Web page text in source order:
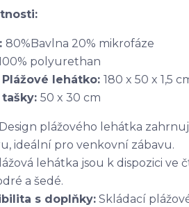
: 80%Bavlna 20% mikrofáze
polyurethan
lehátko: 180 x 50 x 1,5
50 x 30 cm
Design plážového lehátka
ideální pro venkovní zábavu.
lehátka jsou k dispozici ve
a šedé.
s doplňky: Skládací